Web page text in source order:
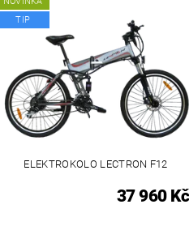
TIP
ELEKTROKOLO LECTRON F12
37 960 Kč